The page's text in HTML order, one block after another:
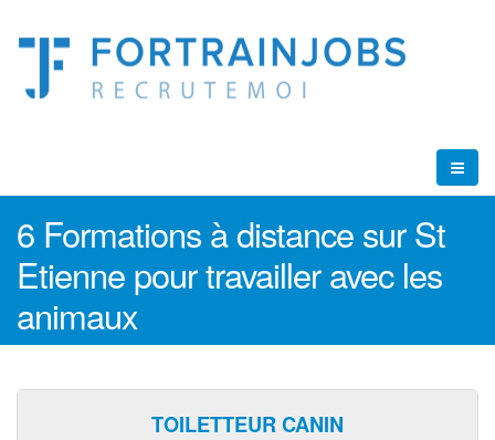
6 Formations à distance sur St
Etienne pour travailler avec les
animaux
TOILETTEUR CANIN